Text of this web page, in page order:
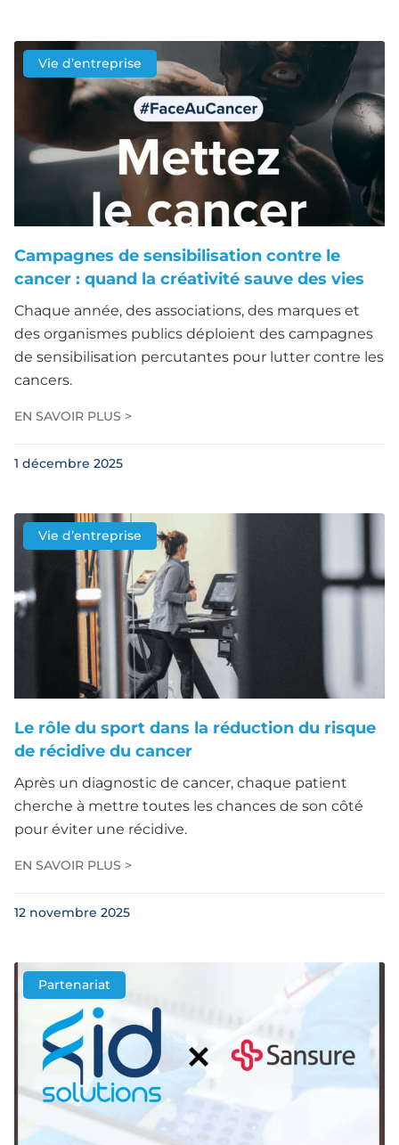
Vie d’entreprise
Campagnes de sensibilisation contre le
cancer : quand la créativité sauve des vies
Chaque année, des associations, des marques et
des organismes publics déploient des campagnes
de sensibilisation percutantes pour lutter contre les
cancers.
EN SAVOIR PLUS >
1 décembre 2025
Vie d’entreprise
Le rôle du sport dans la réduction du risque
de récidive du cancer
Après un diagnostic de cancer, chaque patient
cherche à mettre toutes les chances de son côté
pour éviter une récidive.
EN SAVOIR PLUS >
12 novembre 2025
Partenariat